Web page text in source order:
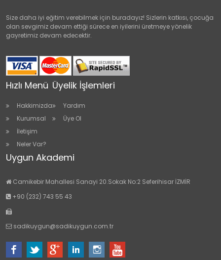
Size daha iyi eğitim verebilmek için buradayız! Sizlerin katkısı, çocuğa
olan sevgimiz devam ettiği sürece en iyilerini üretmeye yönelik
gayretimiz devam edecektir.
Hızlı Menü
Hakkimizda
Kurumsal
İletişim
Neler Var?
Üyelik İşlemleri
Yardım
Üye Ol
Uygun Akademi
Camikebir Mahallesi Sanayi 20.Sokak No:2 Seferihisar İZMİR
+90 (232) 743 55 43
sadikuygun@sadikuygun.com.tr